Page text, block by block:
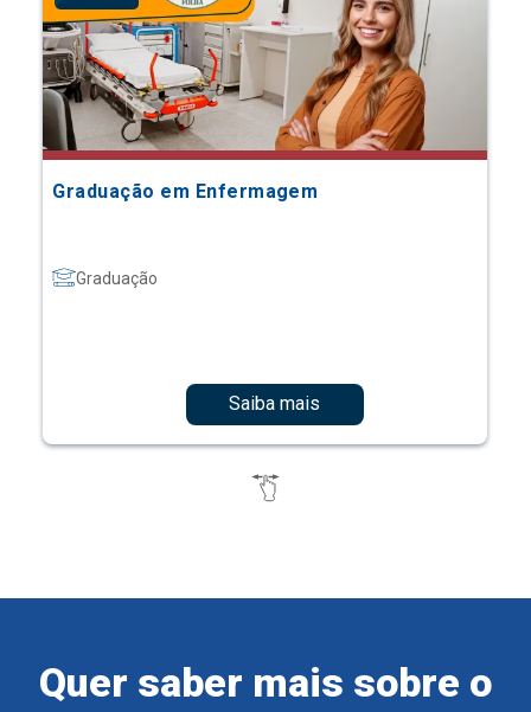
Graduação em Enfermagem
Graduação
Saiba mais
Quer saber mais sobre o